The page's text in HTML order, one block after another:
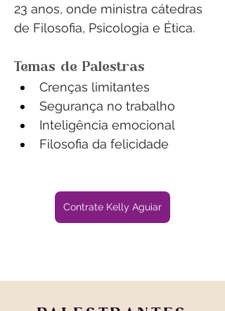
23 anos, onde ministra cátedras
de Filosofia, Psicologia e Ética.
Temas de Palestras
Crenças limitantes
Segurança no trabalho
Inteligência emocional
Filosofia da felicidade
Contrate Kelly Aguiar